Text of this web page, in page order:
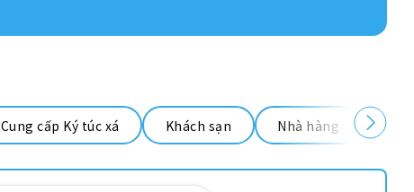
Cung cấp Ký túc xá Khách sạn Nhà hàng